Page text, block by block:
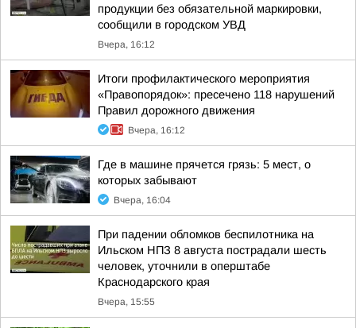
продукции без обязательной маркировки,
сообщили в городском УВД
Вчера, 16:12
Итоги профилактического мероприятия
«Правопорядок»: пресечено 118 нарушений
Правил дорожного движения
Вчера, 16:12
Где в машине прячется грязь: 5 мест, о
которых забывают
Вчера, 16:04
При падении обломков беспилотника на
Ильском НПЗ 8 августа пострадали шесть
человек, уточнили в оперштабе
Краснодарского края
Вчера, 15:55